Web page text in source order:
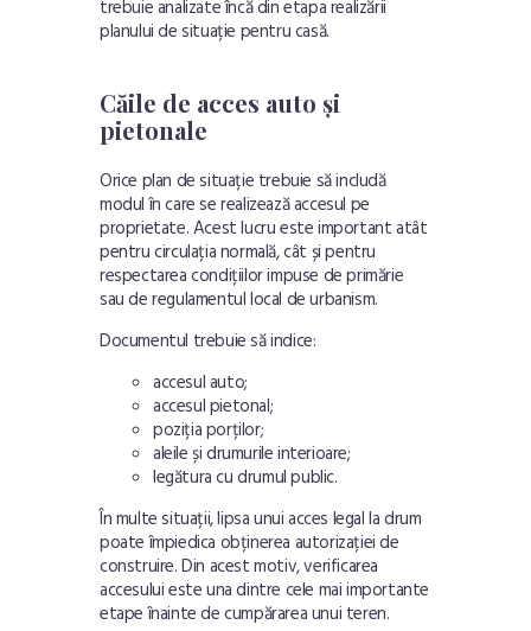
trebuie analizate încă din etapa realizării
planului de situație pentru casă.
Căile de acces auto și
pietonale
Orice plan de situație trebuie să includă
modul în care se realizează accesul pe
proprietate. Acest lucru este important atât
pentru circulația normală, cât și pentru
respectarea condițiilor impuse de primărie
sau de regulamentul local de urbanism.
Documentul trebuie să indice:
accesul auto;
accesul pietonal;
poziția porților;
aleile și drumurile interioare;
legătura cu drumul public.
În multe situații, lipsa unui acces legal la drum
poate împiedica obținerea autorizației de
construire. Din acest motiv, verificarea
accesului este una dintre cele mai importante
etape înainte de cumpărarea unui teren.